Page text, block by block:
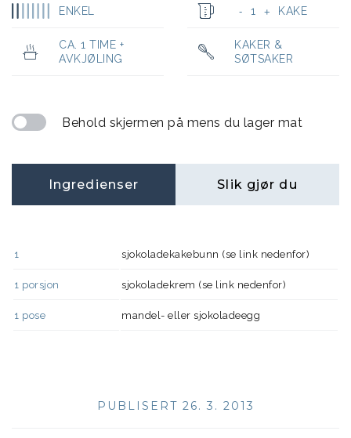
ENKEL - 1 + KAKE
CA. 1 TIME +
AVKJØLING
KAKER &
SØTSAKER
Behold skjermen på mens du lager mat
Ingredienser Slik gjør du
1 sjokoladekakebunn (se link nedenfor)
1 porsjon sjokoladekrem (se link nedenfor)
1 pose mandel- eller sjokoladeegg
PUBLISERT 26. 3. 2013